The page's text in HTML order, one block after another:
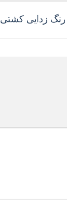
رنگ زدایی کشتی